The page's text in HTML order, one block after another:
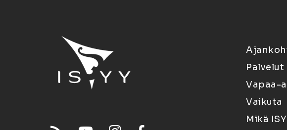
Palvelut
Vapaa-
Vaikuta
Mikä